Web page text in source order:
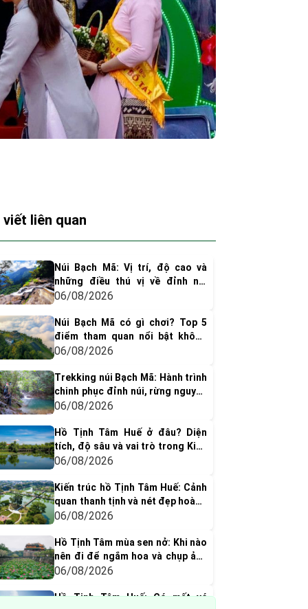
viết liên quan
Núi Bạch Mã: Vị trí, độ cao và
những điều thú vị về đỉnh núi
huyền thoại xứ Huế
06/08/2026
Núi Bạch Mã có gì chơi? Top 5
điểm tham quan nổi bật không
thể bỏ qua
06/08/2026
Trekking núi Bạch Mã: Hành trình
chinh phục đỉnh núi, rừng nguyên
sinh & thác nước tuyệt đẹp
06/08/2026
Hồ Tịnh Tâm Huế ở đâu? Diện
tích, độ sâu và vai trò trong Kinh
thành Huế xưa
06/08/2026
Kiến trúc hồ Tịnh Tâm Huế: Cảnh
quan thanh tịnh và nét đẹp hoàng
cung xưa
06/08/2026
Hồ Tịnh Tâm mùa sen nở: Khi nào
nên đi để ngắm hoa và chụp ảnh
đẹp nhất?
06/08/2026
Hồ Tịnh Tâm Huế: Có mất vé